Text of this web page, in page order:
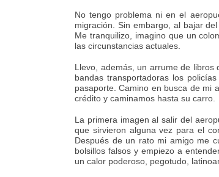
No tengo problema ni en el
migración. Sin embargo, al bajar
Me tranquilizo, imagino que un
las circunstancias actuales.
Llevo, además, un arrume de
bandas transportadoras los
pasaporte. Camino en busca de mi
crédito y caminamos hasta su carro.
La primera imagen al salir del
que sirvieron alguna vez para el
Después de un rato mi amigo me
bolsillos falsos y empiezo a
un calor poderoso, pegotudo,